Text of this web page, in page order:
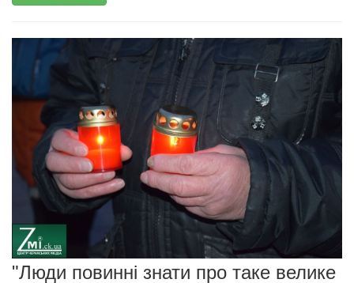
"Люди повинні знати про таке велике